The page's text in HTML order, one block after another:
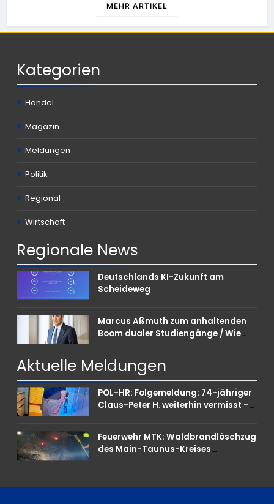
MEHR ARTIKEL
Kategorien
Handel
Magazin
Meldungen
Politik
Regional
Wirtschaft
Regionale News
Deutschlands KI-Zukunft am
Scheideweg
Marcus Aßmuth zum anhaltenden
Boom dualer Studiengänge / Wie
punkten können
Aktuelle Meldungen
POL-HR: Folgemeldung: 74-jähriger
Claus-Peter H. weiterhin vermisst –
Feuerwehr MTK: Waldbrandlöschzug
des Main-Taunus-Kreises
Einsatzkräfte sicherten in